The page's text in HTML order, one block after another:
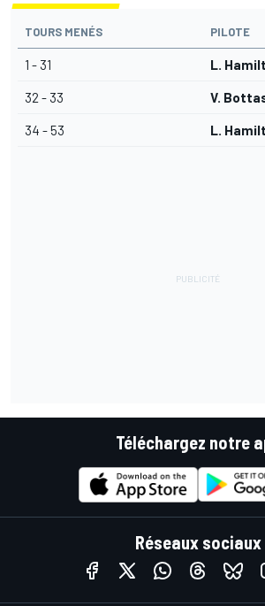
TOURS MENÉS PILOTE
1 - 31 L.
32 - 33 V.
34 - 53 L.
Téléchargez notre
Réseaux sociaux